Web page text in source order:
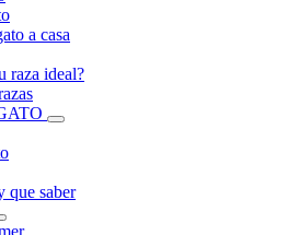
a casa
raza ideal?
que saber